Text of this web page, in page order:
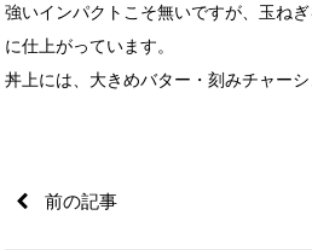
強いインパクトこそ無いですが、玉ね
に仕上がっています。
丼上には、大きめバター・刻みチャー
前の記事